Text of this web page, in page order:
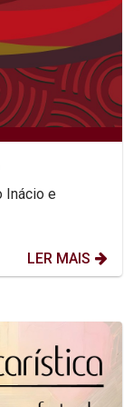
Inácio e
LER MAIS